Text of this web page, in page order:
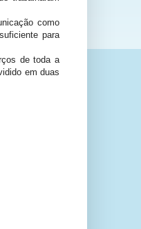
como
para
de toda a
em duas